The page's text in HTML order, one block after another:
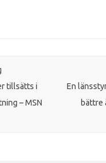
tillsätts i
– MSN
En
bättre